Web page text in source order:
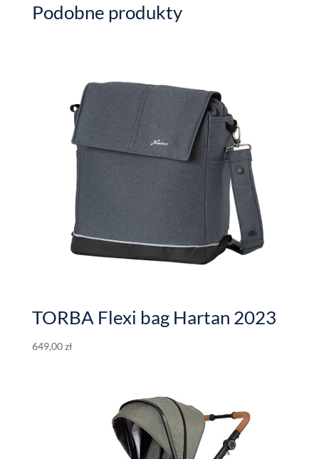
Podobne produkty
TORBA Flexi bag Hartan 2023
649,00zł